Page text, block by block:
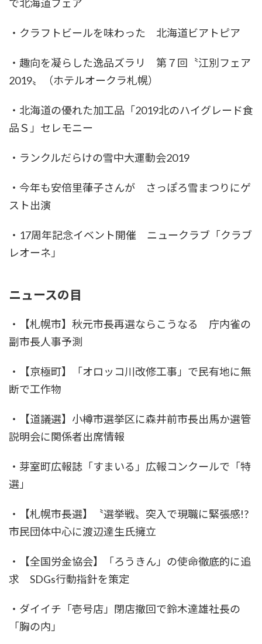
で北海道フェア
・クラフトビールを味わった 北海道ビアトピア
・趣向を凝らした逸品ズラリ 第７回〝江別フェア
2019〟（ホテルオークラ札幌）
・北海道の優れた加工品「2019北のハイグレード食
品Ｓ」セレモニー
・ランクルだらけの雪中大運動会2019
・今年も安倍里葎子さんが さっぽろ雪まつりにゲ
スト出演
・17周年記念イベント開催 ニュークラブ「クラブ
レオーネ」
ニュースの目
・【札幌市】秋元市長再選ならこうなる 庁内雀の
副市長人事予測
・【京極町】「オロッコ川改修工事」で民有地に無
断で工作物
・【道議選】小樽市選挙区に森井前市長出馬か選管
説明会に関係者出席情報
・芽室町広報誌「すまいる」広報コンクールで「特
選」
・【札幌市長選】〝選挙戦〟突入で現職に緊張感!?
市民団体中心に渡辺達生氏擁立
・【全国労金協会】「ろうきん」の使命徹底的に追
求 SDGs行動指針を策定
・ダイイチ「壱号店」閉店撤回で鈴木達雄社長の
「胸の内」